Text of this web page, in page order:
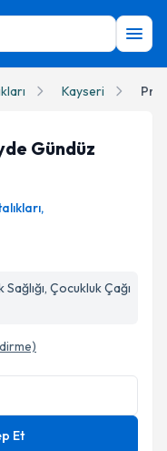
Kayseri
Gündüz
,
Çocukluk Çağı
Et